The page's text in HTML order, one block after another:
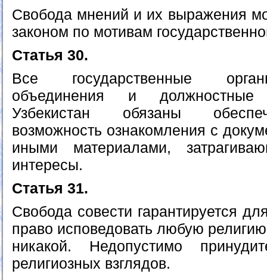
Свобода мнений и их выражения
законом по мотивам
Статья 30.
Все государственные
объединения и
Узбекистан обязаны
возможность ознакомления с
иными материалами,
интересы.
Статья 31.
Свобода совести гарантируется
право исповедовать любую
никакой. Недопустимо
религиозных взглядов.